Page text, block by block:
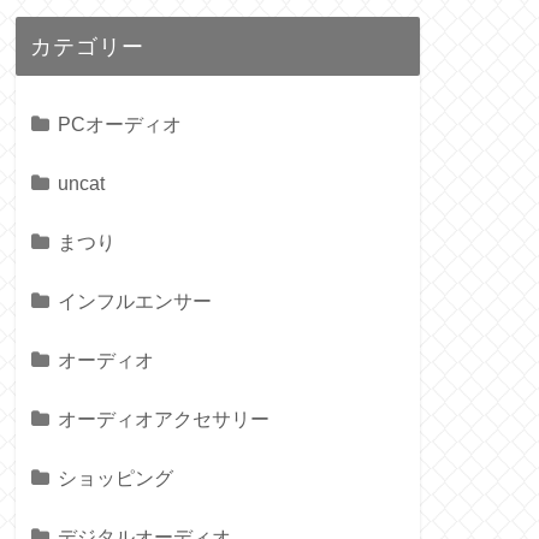
カテゴリー
PCオーディオ
uncat
まつり
インフルエンサー
オーディオ
オーディオアクセサリー
ショッピング